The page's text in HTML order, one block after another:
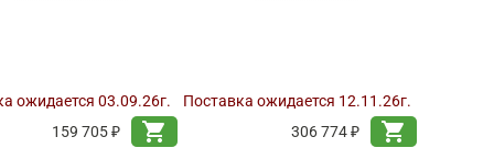
ожидается 03.09.26г.
159 705 ₽
shopping_cart
Поставка ожидается 12.11.26г.
306 774 ₽
shopping_cart